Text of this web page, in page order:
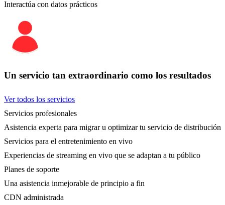
Interactúa con datos prácticos
Un servicio tan extraordinario como los resultados
Ver todos los servicios
Servicios profesionales
Asistencia experta para migrar u optimizar tu servicio de distribución
Servicios para el entretenimiento en vivo
Experiencias de streaming en vivo que se adaptan a tu público
Planes de soporte
Una asistencia inmejorable de principio a fin
CDN administrada